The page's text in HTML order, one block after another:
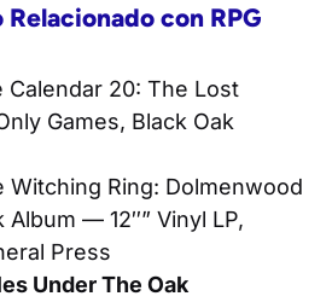
con RPG
Calendar 20: The Lost
Games, Black Oak
Witching Ring: Dolmenwood
Album — 12″” Vinyl LP,
Press
Under The Oak